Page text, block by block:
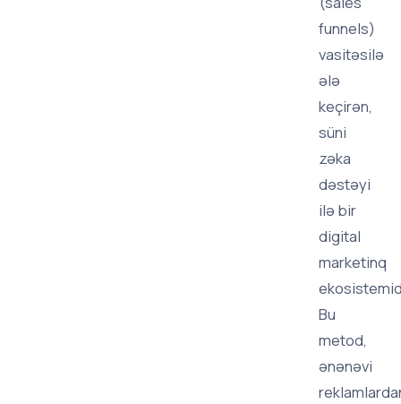
funnels)
vasitəsilə
ələ
keçirən,
süni
zəka
dəstəyi
ilə bir
digital
marketinq
Bu
metod,
ənənəvi